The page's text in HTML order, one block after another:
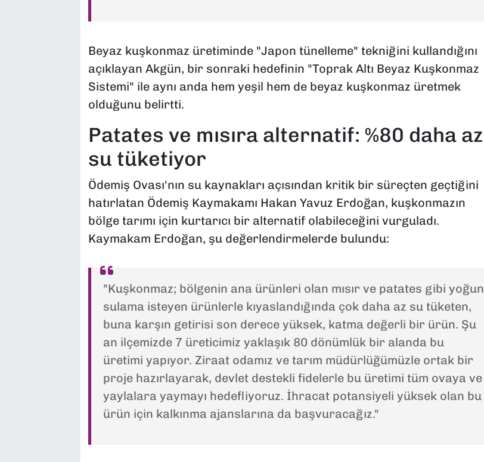
Beyaz kuşkonmaz üretiminde "Japon tünelleme" tekniğini kullandığını
açıklayan Akgün, bir sonraki hedefinin "Toprak Altı Beyaz Kuşkonmaz
Sistemi" ile aynı anda hem yeşil hem de beyaz kuşkonmaz üretmek
olduğunu belirtti.
Patates ve mısıra alternatif: %80 daha az
su tüketiyor
Ödemiş Ovası'nın su kaynakları açısından kritik bir süreçten geçtiğini
hatırlatan Ödemiş Kaymakamı Hakan Yavuz Erdoğan, kuşkonmazın
bölge tarımı için kurtarıcı bir alternatif olabileceğini vurguladı.
Kaymakam Erdoğan, şu değerlendirmelerde bulundu:
"Kuşkonmaz; bölgenin ana ürünleri olan mısır ve patates gibi yoğun
sulama isteyen ürünlerle kıyaslandığında çok daha az su tüketen,
buna karşın getirisi son derece yüksek, katma değerli bir ürün. Şu
an ilçemizde 7 üreticimiz yaklaşık 80 dönümlük bir alanda bu
üretimi yapıyor. Ziraat odamız ve tarım müdürlüğümüzle ortak bir
proje hazırlayarak, devlet destekli fidelerle bu üretimi tüm ovaya ve
yaylalara yaymayı hedefliyoruz. İhracat potansiyeli yüksek olan bu
ürün için kalkınma ajanslarına da başvuracağız."